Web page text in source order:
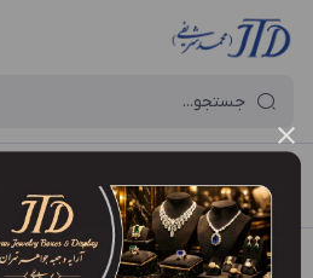
آرایه و جعبه جواهر تهران / فهرست محصولات